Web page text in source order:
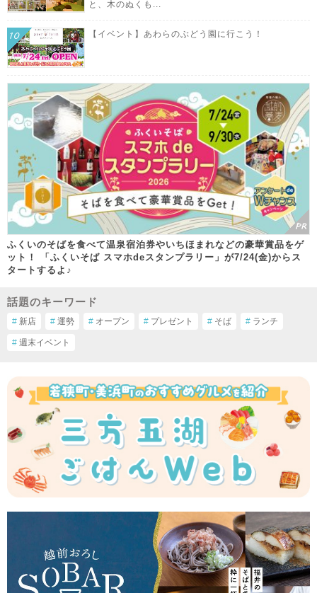
と、木のぬくも...
【イベント】あわらのぶどう園に行こう！
ふくいのそばを食べて温泉宿泊券やいちほまれなどの豪華賞品をゲ
ット！ 「ふくいそば スマホdeスタンプラリー」が7/24(金)からス
タートするよ♪
話題のキーワード
# 新店 # 運勢 # オープン # プレゼント # そば # ランチ
# 週末イベント